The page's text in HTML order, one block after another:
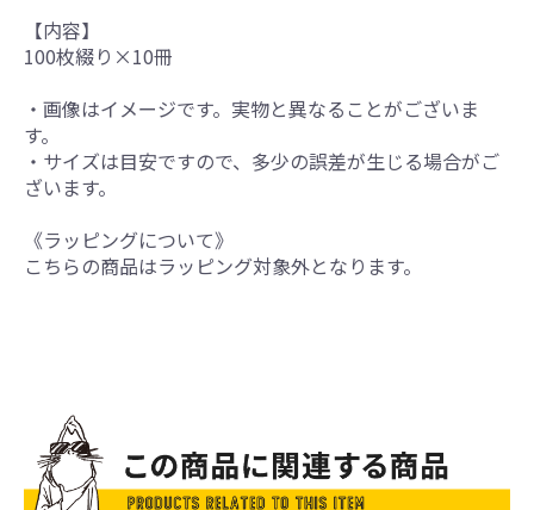
【内容】
100枚綴り×10冊
・画像はイメージです。実物と異なることがございま
す。
・サイズは目安ですので、多少の誤差が生じる場合がご
ざいます。
《ラッピングについて》
こちらの商品はラッピング対象外となります。